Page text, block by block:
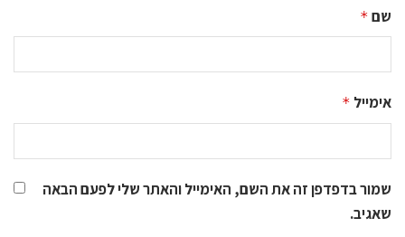
שם *
אימייל *
שמור בדפדפן זה את השם, האימייל והאתר שלי לפעם הבאה
שאגיב.